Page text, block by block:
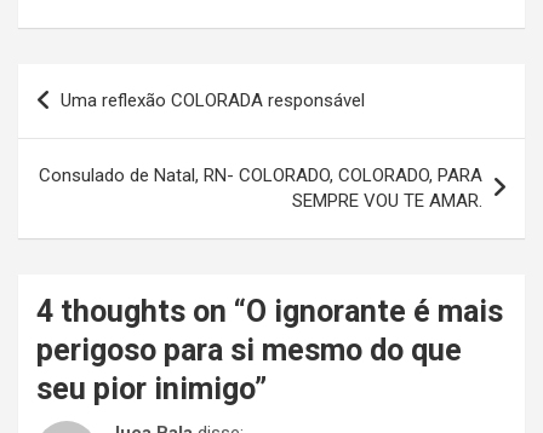
Navegação
de
Post
Uma reflexão COLORADA responsável
Consulado de Natal, RN- COLORADO, COLORADO, PARA
SEMPRE VOU TE AMAR.
4 thoughts on “O ignorante é mais
perigoso para si mesmo do que
seu pior inimigo”